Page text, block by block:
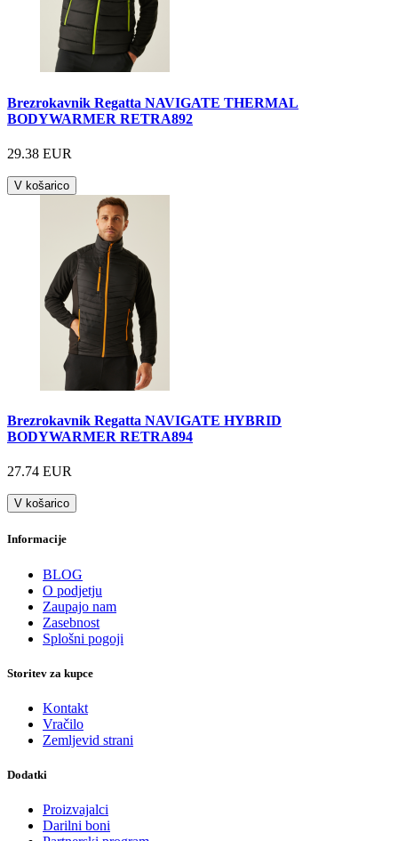
Brezrokavnik Regatta NAVIGATE THERMAL
BODYWARMER RETRA892
29.38 EUR
V košarico
Brezrokavnik Regatta NAVIGATE HYBRID
BODYWARMER RETRA894
27.74 EUR
V košarico
Informacije
BLOG
O podjetju
Zaupajo nam
Zasebnost
Splošni pogoji
Storitev za kupce
Kontakt
Vračilo
Zemljevid strani
Dodatki
Proizvajalci
Darilni boni